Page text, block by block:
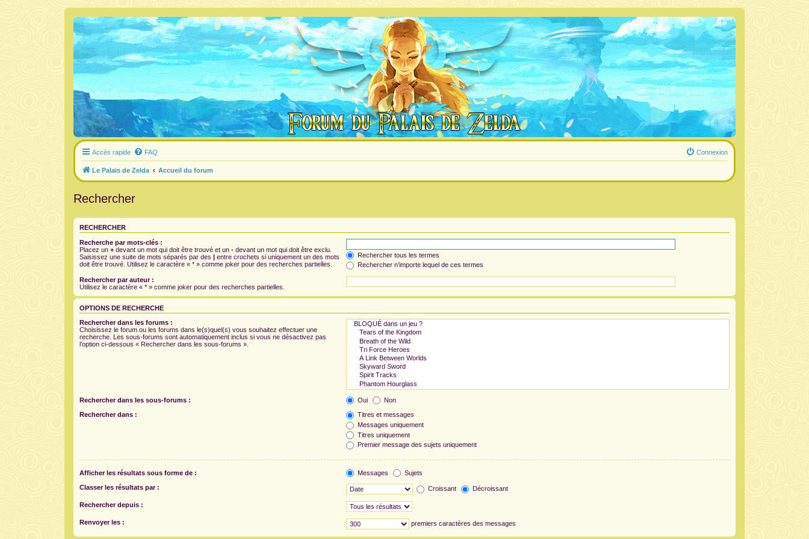
Accès rapide FAQ Connexion
Le Palais de Zelda Accueil du forum
Rechercher
RECHERCHER
Recherche par mots-clés :
Placez un + devant un mot qui doit être trouvé et un - devant un mot qui doit être exclu.
Saisissez une suite de mots séparés par des | entre crochets si uniquement un des mots
doit être trouvé. Utilisez le caractère « * » comme joker pour des recherches partielles.
Rechercher tous les termes
Rechercher n’importe lequel de ces termes
Rechercher par auteur :
Utilisez le caractère « * » comme joker pour des recherches partielles.
OPTIONS DE RECHERCHE
Rechercher dans les forums :
Choisissez le forum ou les forums dans le(s)quel(s) vous souhaitez effectuer une
recherche. Les sous-forums sont automatiquement inclus si vous ne désactivez pas
l’option ci-dessous « Rechercher dans les sous-forums ».
Rechercher dans les sous-forums : Oui Non
Rechercher dans :
Titres et messages
Messages uniquement
Titres uniquement
Premier message des sujets uniquement
Afficher les résultats sous forme de : Messages Sujets
Classer les résultats par : Croissant Décroissant
Rechercher depuis :
Renvoyer les : premiers caractères des messages